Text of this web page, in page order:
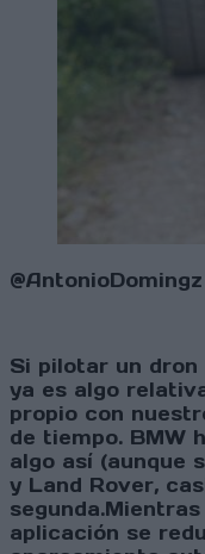
@AntonioDomingz
Si pilotar un dron
ya es algo
propio con
de tiempo. BMW
algo así (aunque
y Land Rover,
aplicación se